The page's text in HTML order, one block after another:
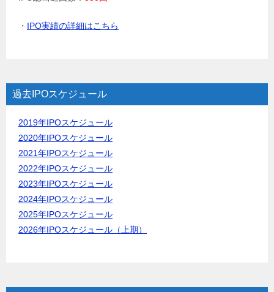
・ IPO実績の詳細はこちら
過去IPOスケジュール
2019年IPOスケジュール
2020年IPOスケジュール
2021年IPOスケジュール
2022年IPOスケジュール
2023年IPOスケジュール
2024年IPOスケジュール
2025年IPOスケジュール
2026年IPOスケジュール（上期）